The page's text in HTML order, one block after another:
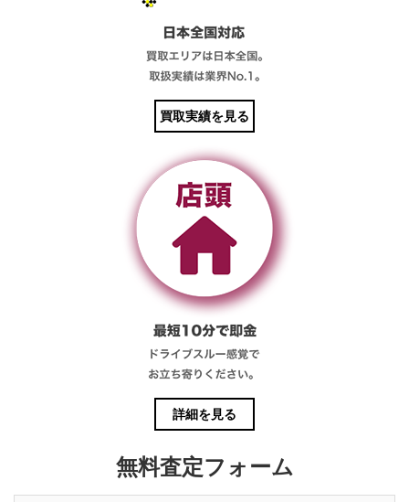
買取実績を見る
詳細を見る
無料査定フォーム